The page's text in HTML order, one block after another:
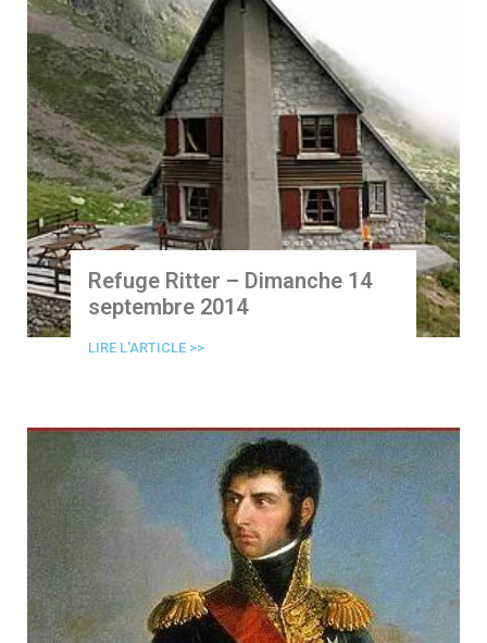
Refuge Ritter – Dimanche 14
septembre 2014
LIRE L'ARTICLE >>